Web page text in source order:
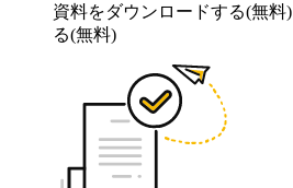
資料をダウンロードする(無料)
る(無料)